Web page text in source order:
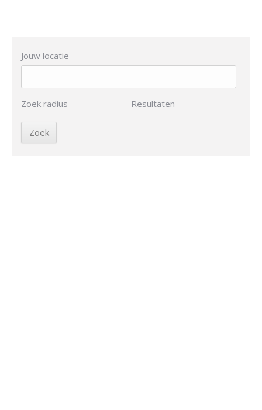
Jouw locatie
Zoek radius Resultaten